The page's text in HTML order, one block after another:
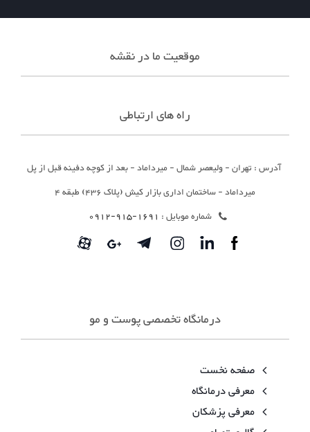
موقعیت ما در نقشه
راه های ارتباطی
آدرس : تهران - ولیعصر شمال - میرداماد - بعد از کوچه دفینه قبل از پل
میرداماد - ساختمان اداری بازار کیش (پلاک 436) طبقه 4
شماره موبایل : 1691-915-0912
درمانگاه تخصصی پوست و مو
صفحه نخست
معرفی درمانگاه
معرفی پزشکان